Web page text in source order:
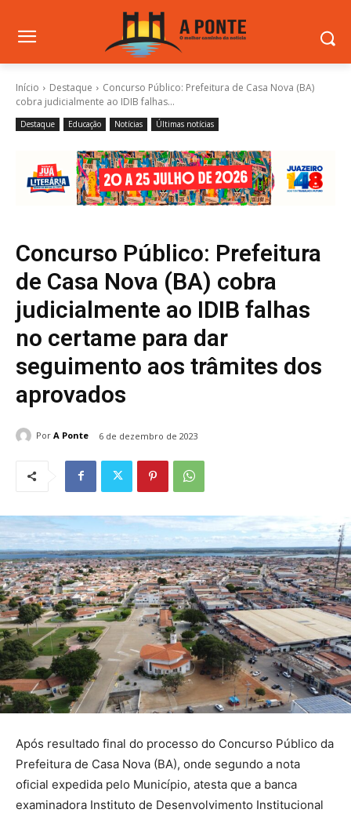
Início Destaque
Concurso Público: Prefeitura de Casa Nova (BA)
cobra judicialmente ao IDIB falhas...
Destaque Educação Notícias Últimas notícias
Concurso Público: Prefeitura
de Casa Nova (BA) cobra
judicialmente ao IDIB falhas
no certame para dar
seguimento aos trâmites dos
aprovados
Por A Ponte 6 de dezembro de 2023
Após resultado final do processo do Concurso Público da
Prefeitura de Casa Nova (BA), onde segundo a nota
oficial expedida pelo Município, atesta que a banca
examinadora Instituto de Desenvolvimento Institucional